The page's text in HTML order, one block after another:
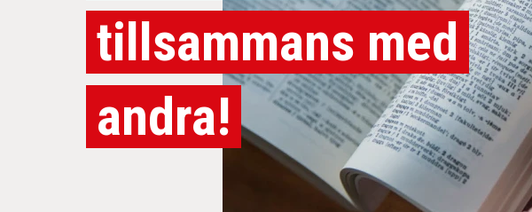
tillsammans med
andra!